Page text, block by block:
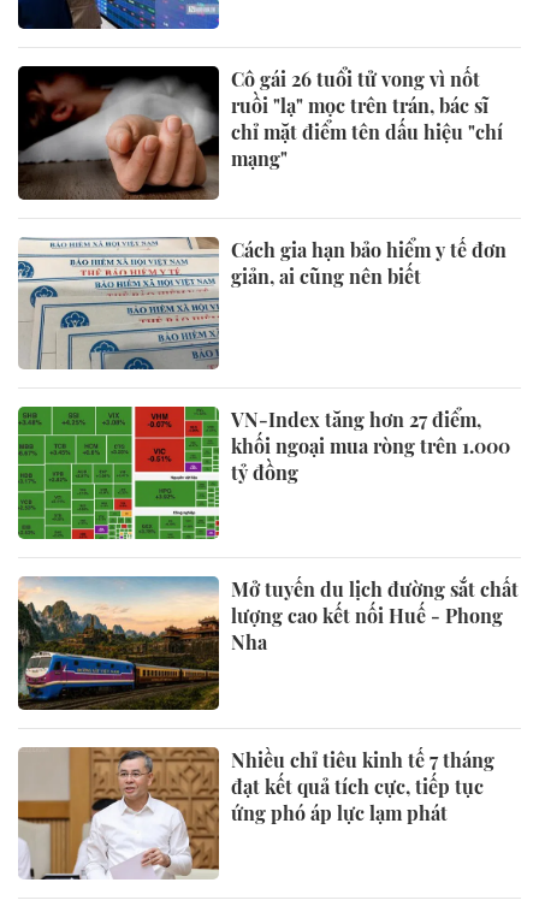
Cô gái 26 tuổi tử vong vì nốt
ruồi "lạ" mọc trên trán, bác sĩ
chỉ mặt điểm tên dấu hiệu "chí
mạng"
Cách gia hạn bảo hiểm y tế đơn
giản, ai cũng nên biết
VN-Index tăng hơn 27 điểm,
khối ngoại mua ròng trên 1.000
tỷ đồng
Mở tuyến du lịch đường sắt chất
lượng cao kết nối Huế - Phong
Nha
Nhiều chỉ tiêu kinh tế 7 tháng
đạt kết quả tích cực, tiếp tục
ứng phó áp lực lạm phát